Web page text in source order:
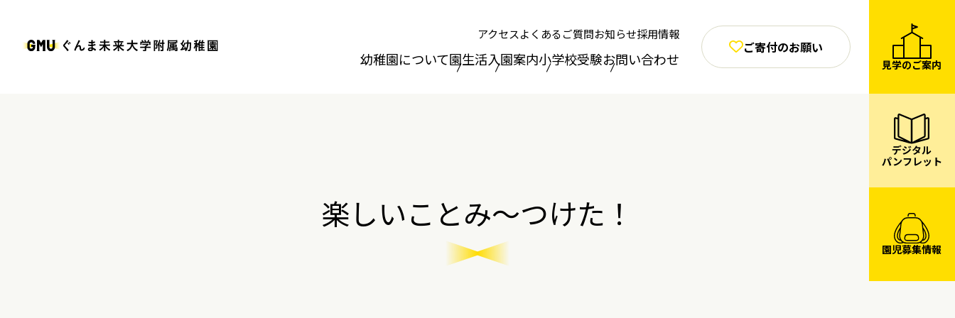
アクセスよくあるご質問お知らせ採用情報
幼稚園について園生活入園案内小学校受験お問い合わせ
ご寄付のお願い
見学のご案内
デジタル
パンフレット
園児募集情報
楽しいことみ～つけた！